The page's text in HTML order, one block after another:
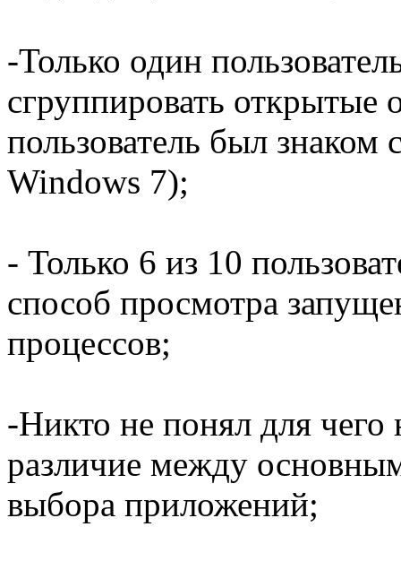
-Только один
сгруппировать открытые
пользователь был
Windows 7);
- Только 6 из 10
способ просмотра
процессов;
-Никто не понял для
различие между
выбора приложений;